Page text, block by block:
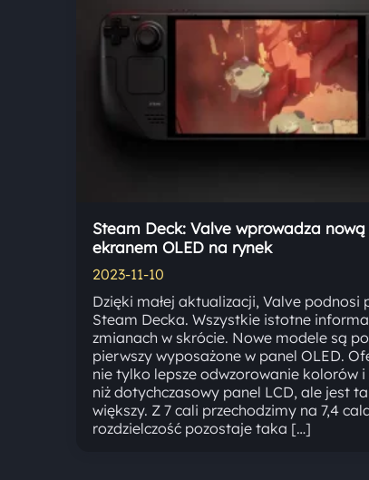
Steam Deck: Valve wprowadza nową
ekranem OLED na rynek
2023-11-10
Dzięki małej aktualizacji, Valve podnosi
Steam Decka. Wszystkie istotne
zmianach w skrócie. Nowe modele są
pierwszy wyposażone w panel OLED.
nie tylko lepsze odwzorowanie kolorów
niż dotychczasowy panel LCD, ale jest
większy. Z 7 cali przechodzimy na 7,4
rozdzielczość pozostaje taka […]